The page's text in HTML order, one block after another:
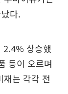
다.
2.4% 상승했
등이 오르며
는 각각 전